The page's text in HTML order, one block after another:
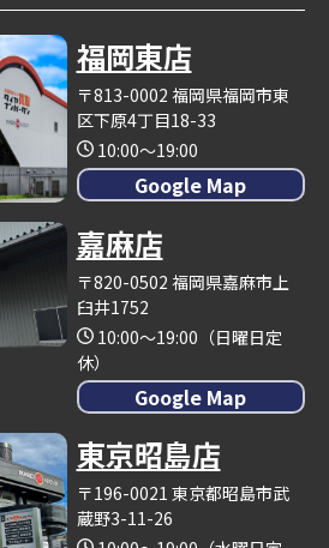
福岡東店
〒813-0002 福岡県福岡市東
区下原4丁目18-33
10:00～19:00
Google Map
嘉麻店
〒820-0502 福岡県嘉麻市上
臼井1752
10:00～19:00（日曜日定
休）
Google Map
東京昭島店
〒196-0021 東京都昭島市武
蔵野3-11-26